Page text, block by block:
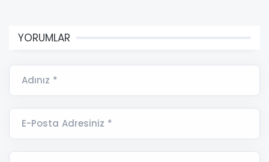
YORUMLAR
Adınız *
E-Posta Adresiniz *